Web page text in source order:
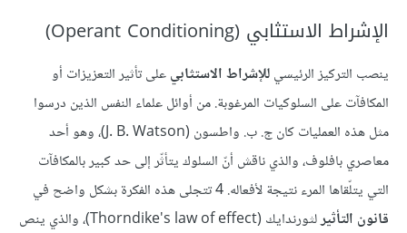
الإشراط الاستثابي (Operant Conditioning)
ينصب التركيز الرئيسيللإشراط الاستثابيعلى تأثير التعزيزات أو
المكافآت على السلوكيات المرغوبة. من أوائل علماء النفس الذين درسوا
مثل هذه العمليات كان ج. ب. واطسون (J. B. Watson)، وهو أحد
معاصري بافلوف، والذي ناقش أنّ السلوك يتأثّر إلى حد كبير بالمكافآت
التي يتلّقاها المرء نتيجة لأفعاله. 4 تتجلى هذه الفكرة بشكل واضح في
قانون التأثير
لثورندايك (Thorndike's law of effect)، والذي ينص